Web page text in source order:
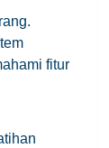
fitur